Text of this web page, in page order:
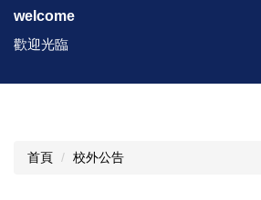
welcome
歡迎光臨
首頁 校外公告